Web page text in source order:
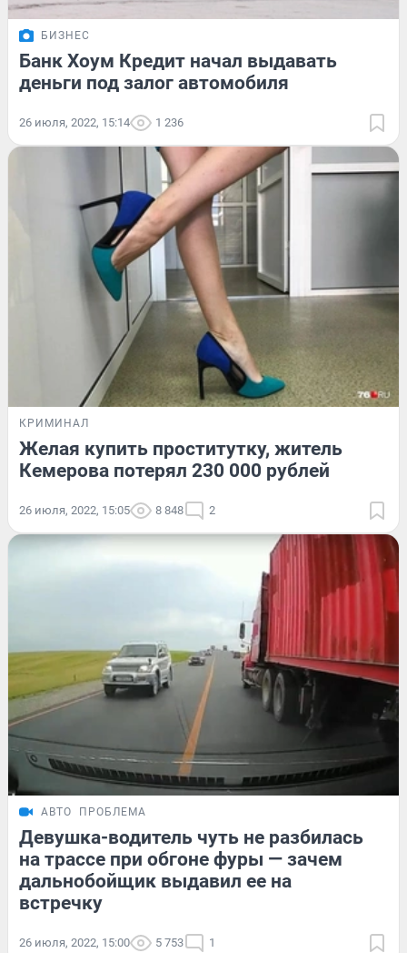
БИЗНЕС
Банк Хоум Кредит начал выдавать
деньги под залог автомобиля
26 июля, 2022, 15:14 1 236
КРИМИНАЛ
Желая купить проститутку, житель
Кемерова потерял 230 000 рублей
26 июля, 2022, 15:05 8 848 2
АВТО ПРОБЛЕМА
Девушка-водитель чуть не разбилась
на трассе при обгоне фуры — зачем
дальнобойщик выдавил ее на
встречку
26 июля, 2022, 15:00 5 753 1